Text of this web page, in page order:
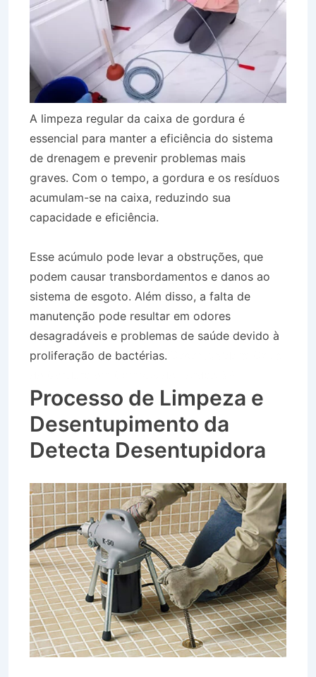
A limpeza regular da caixa de gordura é
essencial para manter a eficiência do sistema
de drenagem e prevenir problemas mais
graves. Com o tempo, a gordura e os resíduos
acumulam-se na caixa, reduzindo sua
capacidade e eficiência.
Esse acúmulo pode levar a obstruções, que
podem causar transbordamentos e danos ao
sistema de esgoto. Além disso, a falta de
manutenção pode resultar em odores
desagradáveis e problemas de saúde devido à
proliferação de bactérias.
Processo de Limpeza e
Desentupimento da
Detecta Desentupidora